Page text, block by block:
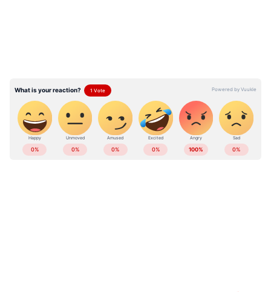
പരിശോധിച്ച് സ്കൂട്ടർ ഇടിച്ചിട്ട വാഹനം
കണ്ടെത്താൻ പൊലീസ് അന്വേഷണം തുടങ്ങി.
ABOUT THE AUTHOR